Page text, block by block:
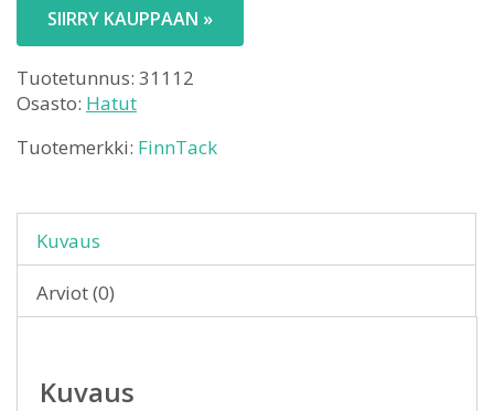
SIIRRY KAUPPAAN »
Tuotetunnus: 31112
Osasto: Hatut
Tuotemerkki: FinnTack
Kuvaus
Arviot (0)
Kuvaus